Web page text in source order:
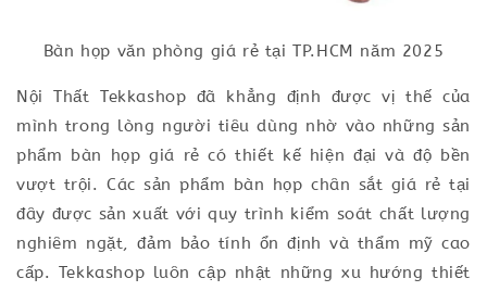
Bàn họp văn phòng giá rẻ tại TP.HCM năm 2025
Nội Thất Tekkashop đã khẳng định được vị thế của
mình trong lòng người tiêu dùng nhờ vào những sản
phẩm bàn họp giá rẻ có thiết kế hiện đại và độ bền
vượt trội. Các sản phẩm bàn họp chân sắt giá rẻ tại
đây được sản xuất với quy trình kiểm soát chất lượng
nghiêm ngặt, đảm bảo tính ổn định và thẩm mỹ cao
cấp. Tekkashop luôn cập nhật những xu hướng thiết